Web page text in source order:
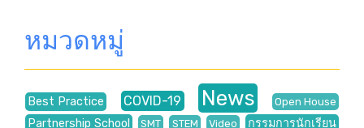
หมวดหมู่
Best Practice COVID-19 News Open House
Partnership School SMT STEM Video
กรรมการนักเรียน